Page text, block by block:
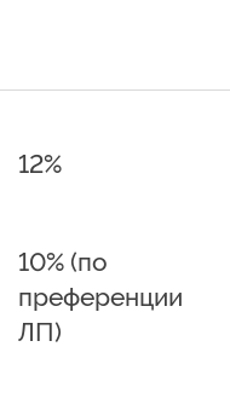
12%
10% (по
преференции
ЛП)